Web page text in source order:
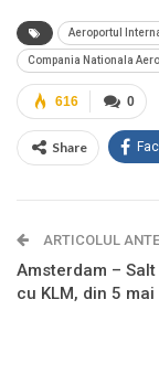
Aeroportul
Compania Nationala
0
616
Share
ARTICOLUL
Amsterdam – Salt
cu KLM, din 5 mai